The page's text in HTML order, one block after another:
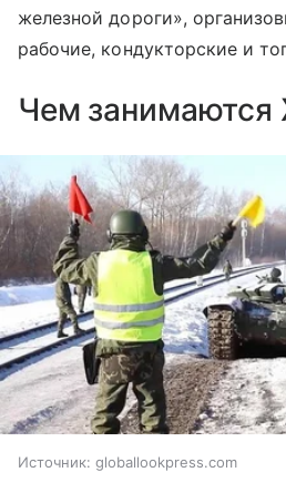
железной дороги»,
рабочие, кондукторские и
Чем
Источник: globallookpress.com